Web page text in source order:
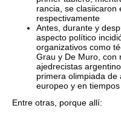
rancia, se clasiicaron
respectivamente
Antes, durante y
aspecto político
organizativos como
Grau y De Muro, con
ajedrecistas
primera olimpiada
europeo y en tiempos
Entre otras, porque allí: